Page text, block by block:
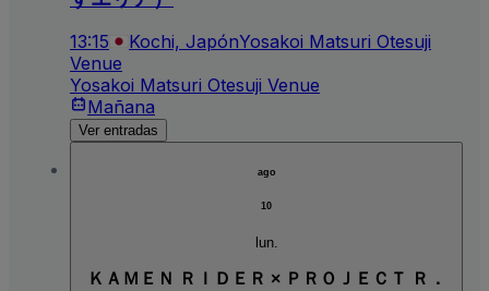
13:15 Kochi, JapónYosakoi Matsuri Otesuji
Venue
Yosakoi Matsuri Otesuji Venue
Mañana
Ver entradas
ago
10
lun.
ＫＡＭＥＮ ＲＩＤＥＲ × ＰＲＯＪＥＣＴ Ｒ．